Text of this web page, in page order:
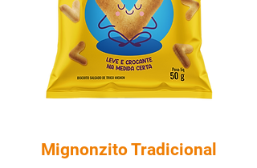
Mignonzito Tradicional